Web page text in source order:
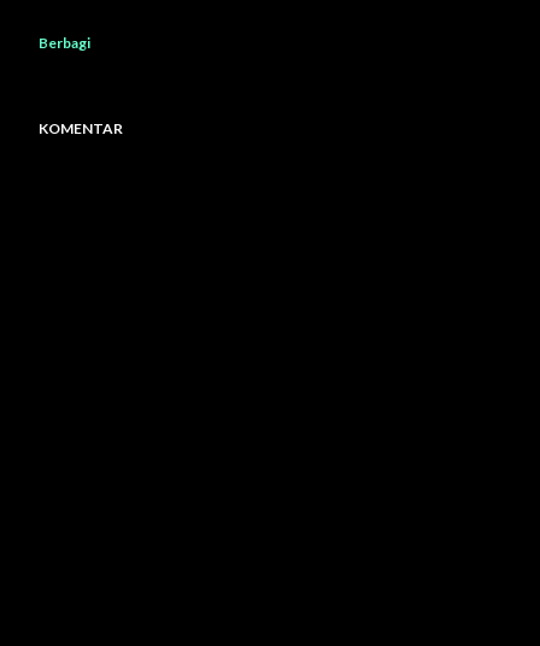
Berbagi
KOMENTAR